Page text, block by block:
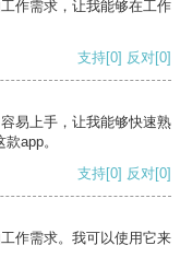
作需求，让我能够在工作
支持[0] 反对[0]
易上手，让我能够快速熟
app。
支持[0] 反对[0]
作需求。我可以使用它来